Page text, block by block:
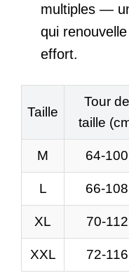
multiples —
qui
effort.
Taille
Tour de
taille
M 64-100
L 66-108
XL 70-112
XXL 72-116